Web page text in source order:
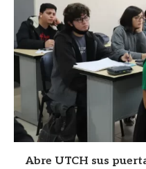
Abre UTCH sus